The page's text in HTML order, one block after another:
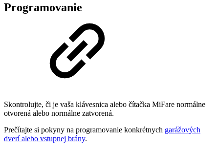
Programovanie
Skontrolujte, či je vaša klávesnica alebo čítačka MiFare normálne
otvorená alebo normálne zatvorená.
Prečítajte si pokyny na programovanie konkrétnych garážových
dverí alebo vstupnej brány.